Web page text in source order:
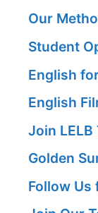
Our
Student
English
English
Join LELB
Golden
Follow Us